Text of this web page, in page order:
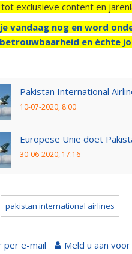
exclusieve content en
vandaag nog en word
en échte
Pakistan International
10-07-2020, 8:00
Europese Unie doet
30-06-2020, 17:16
pakistan international airlines
per e-mail Meld u aan